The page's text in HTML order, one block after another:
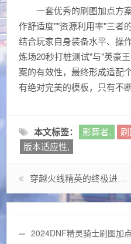
一套优秀的刷图加点方
作舒适度""资源利用率"三者
结合玩家自身装备水平、操
炼场20秒打桩测试"与"英豪
案的有效性，最终形成适配
有绝对完美的模板，只有不
本文标签： 影舞者,
版本适应性,
穿越火线精英的终极进化论，从微观操作到战略文明的演进
2024DNF精灵骑士刷图加